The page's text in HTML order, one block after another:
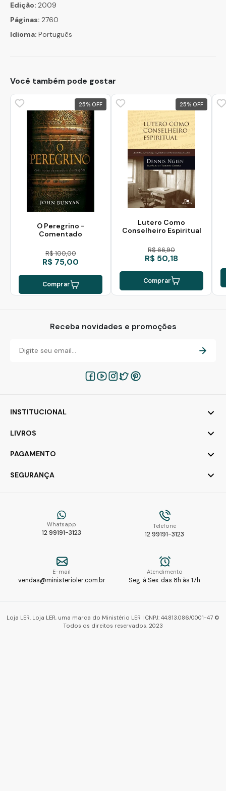
Edição: 2009
Páginas: 2760
Idioma: Português
Você também pode gostar
25%
O Peregrino -
Comentado
R$ 100,00
R$ 75,00
Comprar
25%
Lutero Como
Conselheiro Espiritual
R$ 66,90
R$ 50,18
Comprar
Receba novidades e promoções
Whatsapp
12 99191-3123
Telefone
12 99191-3123
E-mail
vendas@ministerioler.com.br
Atendimento
Seg. à Sex. das 8h às 17h
INSTITUCIONAL
LIVROS
PAGAMENTO
SEGURANÇA
Loja LER. Loja LER, uma marca do Ministério LER | CNPJ: 44.813.086/0001-47 ©
Todos os direitos reservados. 2023